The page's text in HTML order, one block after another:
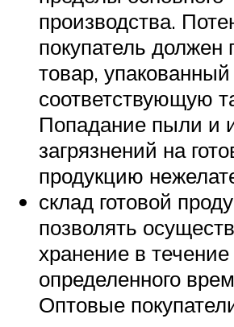
производства.
покупатель должен
товар,
соответствующую
Попадание пыли и
загрязнений на
продукцию
склад готовой
позволять
хранение в течение
определенного
Оптовые